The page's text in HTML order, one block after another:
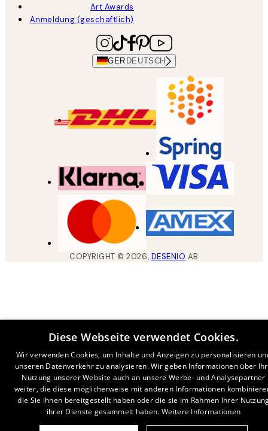
Art Awards
Anmeldung (geschäftlich)
GER DEUTSCH
COPYRIGHT ©2026, DESENIO AB
Diese Webseite verwendet Cookies.
Wir verwenden Cookies, um Inhalte und Anzeigen zu personalisieren
unseren Datenverkehr zu analysieren. Wir geben Informationen über
Nutzung unserer Website auch an unsere Werbe- und Analysepartner
weiter, die diese möglicherweise mit anderen Informationen
die Sie ihnen bereitgestellt haben oder die sie im Rahmen Ihrer
ihrer Dienste gesammelt haben. Weitere Informationen